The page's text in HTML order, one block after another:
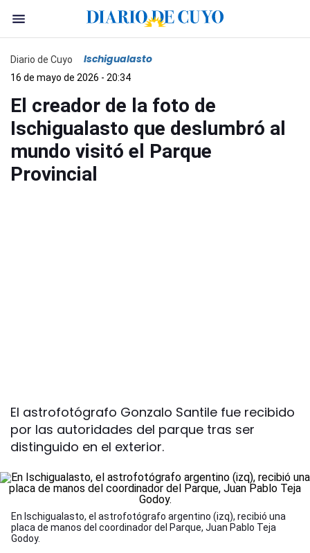
Diario de Cuyo Ischigualasto
16 de mayo de 2026 - 20:34
El creador de la foto de
Ischigualasto que deslumbró al
mundo visitó el Parque
Provincial
El astrofotógrafo Gonzalo Santile fue recibido
por las autoridades del parque tras ser
distinguido en el exterior.
En Ischigualasto, el astrofotógrafo argentino (izq), recibió una
placa de manos del coordinador del Parque, Juan Pablo Teja
Godoy.